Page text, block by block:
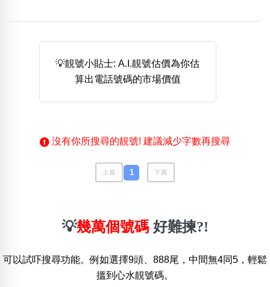
無5字
多8字 9888頭 二字號
三字號
5萬以上 生天延 全吉星(全號)
幸運號分類
幸運分類
基本分類
風水號分類
生天延/貴財成
易經六四卦象
💡靚號小貼士: A.I.靚號估價為你估
算出電話號碼的市場價值
沒有你所搜尋的靚號! 建議減少字數再搜尋
上頁 1 下頁
💡幾萬個號碼 好難揀?!
可以試吓搜尋功能。例如選擇9頭、888尾，中間無4同5，輕鬆
搵到心水靚號碼。